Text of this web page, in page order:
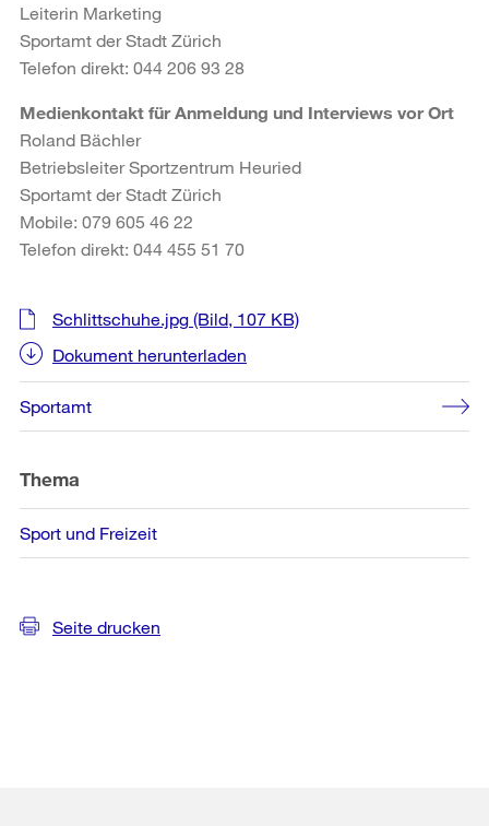
Leiterin Marketing
Sportamt der Stadt Zürich
Telefon direkt: 044 206 93 28
Medienkontakt für Anmeldung und Interviews vor Ort
Roland Bächler
Betriebsleiter Sportzentrum Heuried
Sportamt der Stadt Zürich
Mobile: 079 605 46 22
Telefon direkt: 044 455 51 70
Weitere
Informationen
Schlittschuhe.jpg (Bild, 107 KB)
Dokument herunterladen
Sportamt
Thema
Sport und Freizeit
Seite drucken